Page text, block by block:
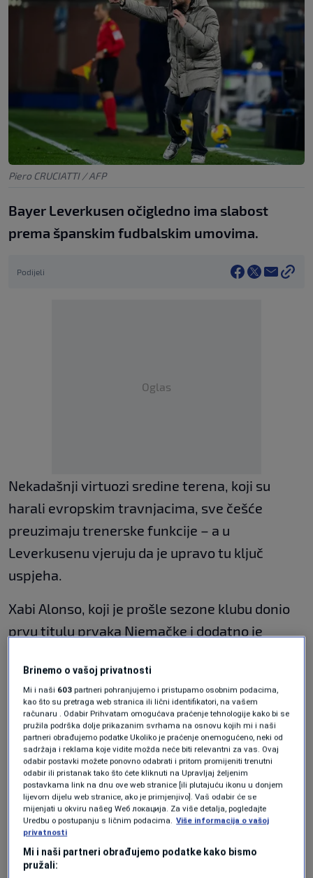
Piero CRUCIATTI / AFP
Bayer Leverkusen očigledno ima slabost
prema španskim fudbalskim umovima.
Podijeli
Oglas
Nekadašnji virtuozi sredine terena, koji su
harali evropskim travnjacima, sve češće
preuzimaju trenerske funkcije – a u
Leverkusenu vjeruju da je upravo tu ključ
uspjeha.
Xabi Alonso, koji je prošle sezone klubu donio
prvu titulu prvaka Njemačke i dodatno je
se pred oproštajem od „Bay Arene“. Njegov
povratak u Real Madrid, gdje je kao igrač
ostavio dubok trag, gotovo je izvjesna stvar.
Bayer je ove sezone bio nadomak historijskog
uspjeha – trostruka kruna i sezona bez poraza
činili su se nadohvat ruke. Ipak, u finalu
Evropske lige umorna ekipa iz Leverkusena
zaustavljena je od strane motivisane Atalante,
koja je slavila s ubjedljivih 3:0 i tako ih ostavila
Brinemo o vašoj privatnosti
Mi i naši 603 partneri pohranjujemo i pristupamo osobnim podacima,
kao što su pretraga web stranica ili lični identifikatori, na vašem
računaru . Odabir Prihvatam omogućava praćenje tehnologije kako bi se
pružila podrška dolje prikazanim svrhama na osnovu kojih mi i naši
partneri obrađujemo podatke Ukoliko je praćenje onemogućeno, neki od
sadržaja i reklama koje vidite možda neće biti relevantni za vas. Ovaj
odabir postavki možete ponovno odabrati i pritom promijeniti trenutni
odabir ili pristanak tako što ćete kliknuti na Upravljaj željenim
postavkama link na dnu ove web stranice [ili plutajuću ikonu u donjem
lijevom dijelu web stranice, ako je primjenjivo]. Vaš odabir će se
mijenjati u okviru našeg Wеб локација. Za više detalja, pogledajte
Uredbu o postupanju s ličnim podacima. Više informacija o vašoj
privatnosti
Mi i naši partneri obrađujemo podatke kako bismo
pružali: